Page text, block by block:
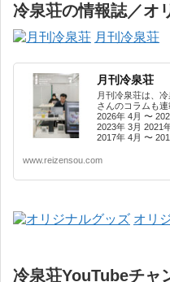
冷泉荘の情報誌／オ
月刊冷泉荘
月刊冷泉荘
月刊冷泉荘は、
さんのコラムも
2026年 4月 〜
2023年 3月 2021
2017年 4月 〜
www.reizensou.com
オリ
冷泉荘YouTubeチャ